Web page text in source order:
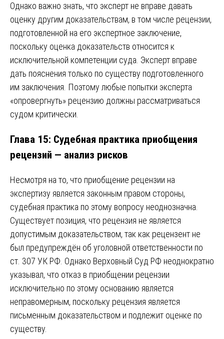
Однако важно знать, что эксперт не вправе давать
оценку другим доказательствам, в том числе рецензии,
подготовленной на его экспертное заключение,
поскольку оценка доказательств относится к
исключительной компетенции суда. Эксперт вправе
дать пояснения только по существу подготовленного
им заключения. Поэтому любые попытки эксперта
«опровергнуть» рецензию должны рассматриваться
судом критически.
Глава 15: Судебная практика приобщения
рецензий — анализ рисков
Несмотря на то, что приобщение рецензии на
экспертизу является законным правом стороны,
судебная практика по этому вопросу неоднозначна.
Существует позиция, что рецензия не является
допустимым доказательством, так как рецензент не
был предупреждён об уголовной ответственности по
ст. 307 УК РФ. Однако Верховный Суд РФ неоднократно
указывал, что отказ в приобщении рецензии
исключительно по этому основанию является
неправомерным, поскольку рецензия является
письменным доказательством и подлежит оценке по
существу.